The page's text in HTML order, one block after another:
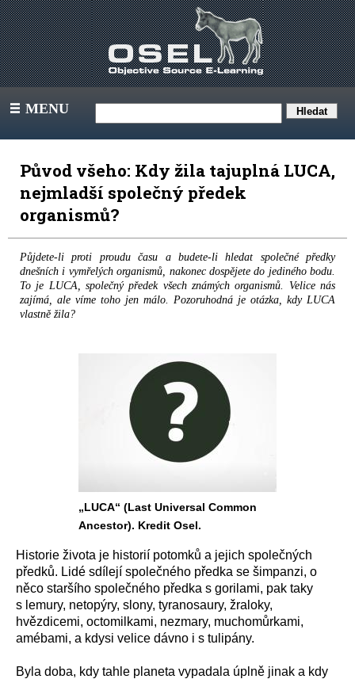
III MENU
Původ všeho: Kdy žila tajuplná LUCA,
nejmladší společný předek
organismů?
Půjdete-li proti proudu času a budete-li hledat společné předky
dnešních i vymřelých organismů, nakonec dospějete do jediného bodu.
To je LUCA, společný předek všech známých organismů. Velice nás
zajímá, ale víme toho jen málo. Pozoruhodná je otázka, kdy LUCA
vlastně žila?
„LUCA“ (Last Universal Common
Ancestor). Kredit Osel.
Historie života je historií potomků a jejich společných
předků. Lidé sdílejí společného předka se šimpanzi, o
něco staršího společného předka s gorilami, pak taky
s lemury, netopýry, slony, tyranosaury, žraloky,
hvězdicemi, octomilkami, nezmary, muchomůrkami,
amébami, a kdysi velice dávno i s tulipány.
Byla doba, kdy tahle planeta vypadala úplně jinak a kdy